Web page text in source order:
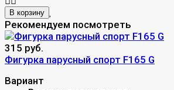
В корзину
Рекомендуем посмотреть
315 руб.
Фигурка парусный спорт F165 G
Вариант